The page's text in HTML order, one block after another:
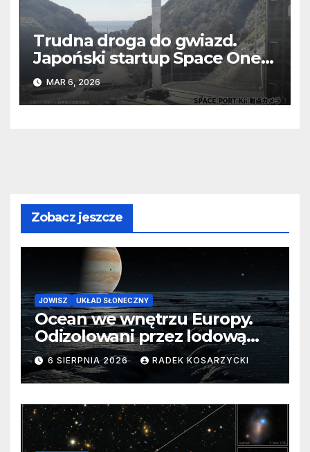
Trudna droga do gwiazd.
Japoński startup Space One
po raz trzeci przegrał z
grawitacją
MAR 6, 2026
Zobacz jeszcze
JOWISZ UKŁAD SŁONECZNY
Ocean we wnętrzu Europy.
Odizolowani przez lodową
barierę
6 SIERPNIA 2026 RADEK KOSARZYCKI